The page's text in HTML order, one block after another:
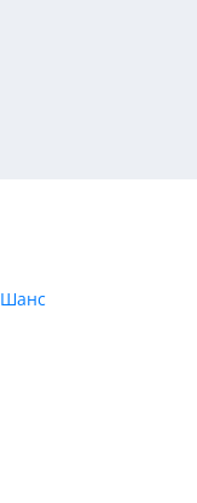
Шанс